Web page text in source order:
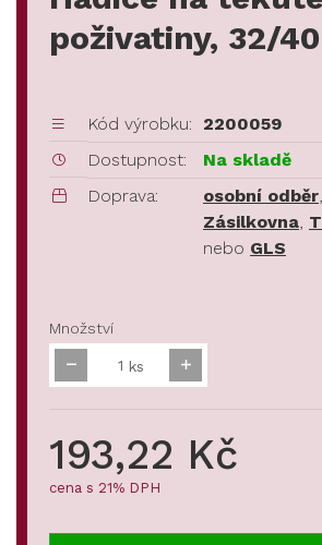
poživatiny, 32/
Kód výrobku:
2200059
Dostupnost:
Na skladě
Doprava:
osobní odběr,
Zásilkovna,
nebo GLS
Množství
ks
193,22 Kč
cena s 21% DPH